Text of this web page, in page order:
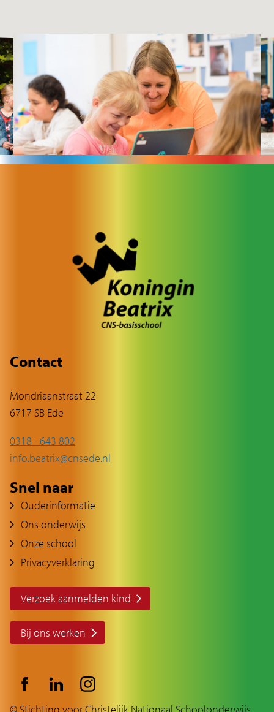
Contact
Mondriaanstraat 22
6717 SB Ede
0318 - 643 802
info.beatrix@cnsede.nl
Snel naar
Ouderinformatie
Ons onderwijs
Onze school
Privacyverklaring
Verzoek aanmelden kind
Bij ons werken